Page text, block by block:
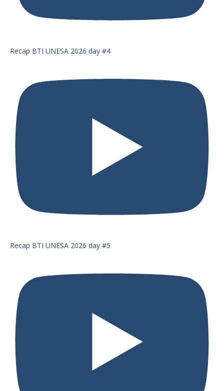
Recap BTI UNESA 2026 day #4
Recap BTI UNESA 2026 day #5